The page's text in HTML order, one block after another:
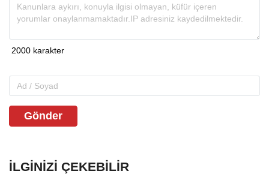
Gönder
İLGINIZI ÇEKEBILIR